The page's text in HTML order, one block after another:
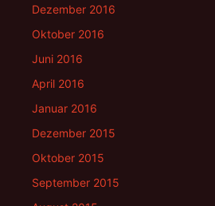
Dezember 2016
Oktober 2016
Juni 2016
April 2016
Januar 2016
Dezember 2015
Oktober 2015
September 2015